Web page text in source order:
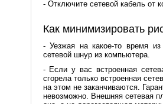
- Отключите сетевой кабель от
Как минимизировать
- Уезжая на какое-то время
сетевой шнур из компьютера.
- Если у вас встроенная
сгорела только встроенная
на этом не заканчиваются.
невозможно. Внешняя сетевая